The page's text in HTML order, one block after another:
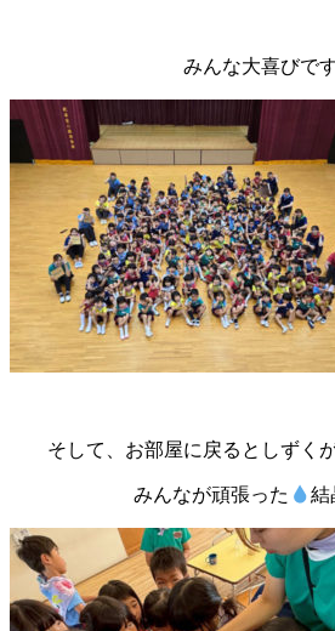
みんな大喜びで
そして、お部屋に戻るとしずく
みんなが頑張った 結